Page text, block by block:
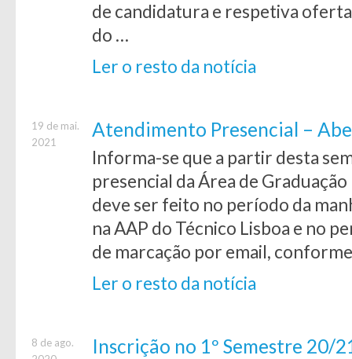
de candidatura e respetiva
do …
Ler o resto da notícia
19 de mai.
2021
Atendimento Presencial –
Informa-se que a partir desta
presencial da Área de
deve ser feito no período da
na AAP do Técnico Lisboa e no
de marcação por email,
Ler o resto da notícia
8 de ago.
Inscrição no 1º Semestre 20/